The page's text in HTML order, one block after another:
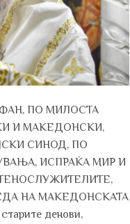
ПО МИЛОСТА
И МАКЕДОНСКИ,
СИНОД, ПО
ИСПРАЌА МИР И
НА МАКЕДОНСКАТА
денови,